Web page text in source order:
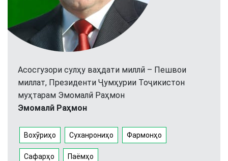
Асосгузори сулҳу ваҳдати миллӣ – Пешвои
миллат, Президенти Ҷумҳурии Тоҷикистон
муҳтарам Эмомалӣ Раҳмон
Эмомалӣ Раҳмон
Вохӯриҳо Суханрониҳо Фармонҳо
Сафарҳо Паёмҳо